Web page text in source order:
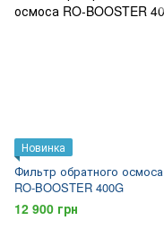
Новинка
Фильтр обратного осмоса
RO-BOOSTER 400G
12 900 грн